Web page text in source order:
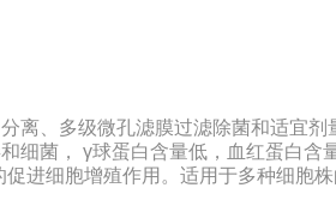
离、多级微孔滤膜过滤除菌和适宜剂
细菌， γ球蛋白含量低，血红蛋白含
进细胞增殖作用。适用于多种细胞